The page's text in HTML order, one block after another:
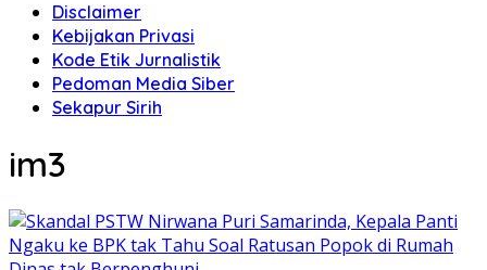
Disclaimer
Kebijakan Privasi
Kode Etik Jurnalistik
Pedoman Media Siber
Sekapur Sirih
im3